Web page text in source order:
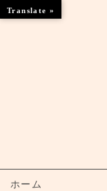
ホーム
Translate »